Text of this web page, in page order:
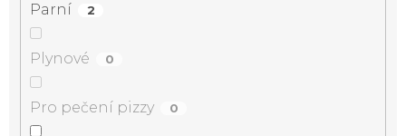
Parní 2
Plynové 0
Pro pečení pizzy 0